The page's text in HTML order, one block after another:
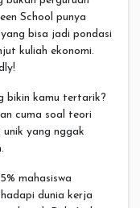
School punya
bisa jadi pondasi
kuliah ekonomi.
bikin kamu tertarik?
cuma soal teori
yang nggak
mahasiswa
dunia kerja